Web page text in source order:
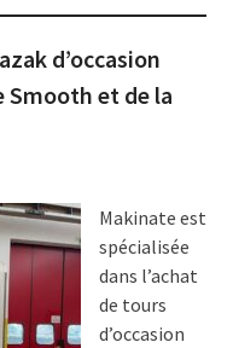
d’occasion
Smooth et de la
Makinate est
spécialisée
dans l’achat
de tours
d’occasion